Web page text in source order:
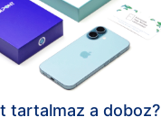
tartalmaz a doboz?